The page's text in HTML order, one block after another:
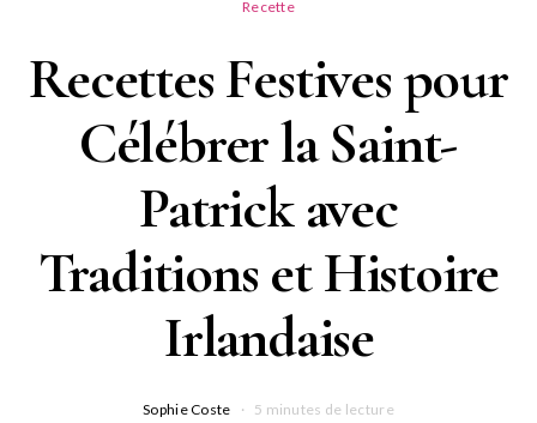
Recette
Recettes Festives pour
Célébrer la Saint-
Patrick avec
Traditions et Histoire
Irlandaise
Sophie Coste 5 minutes de lecture